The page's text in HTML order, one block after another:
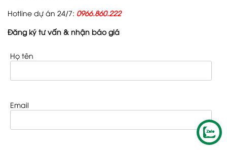
Hotline dự án 24/7: 0966.860.222
Đăng ký tư vấn & nhận báo giá
Họ tên
Email